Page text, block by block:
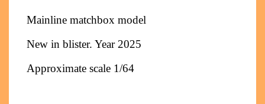
Mainline matchbox model
New in blister. Year 2025
Approximate scale 1/64